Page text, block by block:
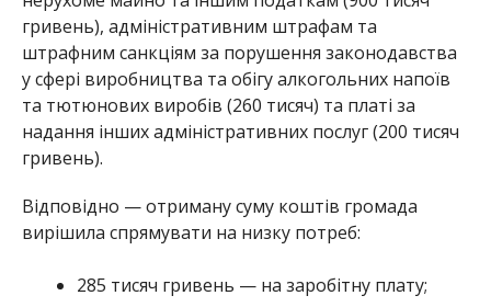
гривень), адміністративним штрафам та
штрафним санкціям за порушення законодавства
у сфері виробництва та обігу алкогольних напоїв
та тютюнових виробів (260 тисяч) та платі за
надання інших адміністративних послуг (200 тисяч
гривень).
Відповідно — отриману суму коштів громада
вирішила спрямувати на низку потреб:
285 тисяч гривень — на заробітну плату;